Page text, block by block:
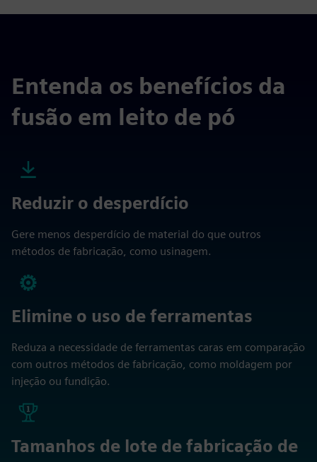
Entenda os benefícios da
fusão em leito de pó
Reduzir o desperdício
Gere menos desperdício de material do que outros
métodos de fabricação, como usinagem.
Elimine o uso de ferramentas
Reduza a necessidade de ferramentas caras em comparação
com outros métodos de fabricação, como moldagem por
injeção ou fundição.
Tamanhos de lote de fabricação de